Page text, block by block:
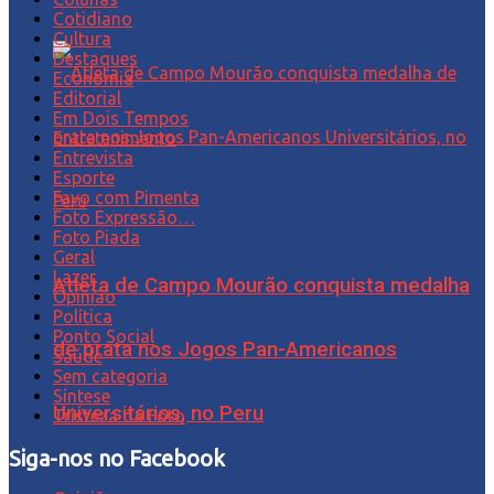
Atleta de Campo Mourão conquista medalha
de prata nos Jogos Pan-Americanos
Universitários, no Peru
Cotidiano
Cultura
Destaques
Economia
Editorial
Em Dois Tempos
Entretenimento
Entrevista
Esporte
Favo com Pimenta
Foto Expressão…
Foto Piada
Geral
Lazer
Opinião
Política
Ponto Social
Saúde
Sem categoria
Síntese
Tristeza da Foto
Siga-nos no Facebook